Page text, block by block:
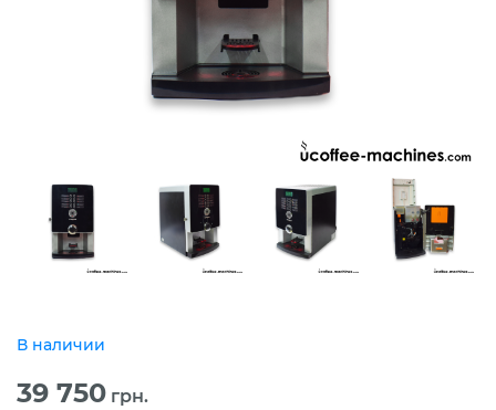
В наличии
39 750 грн.